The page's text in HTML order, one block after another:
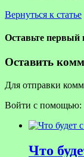
Вернуться к статье
Оставьте первый
Оставить
Для отправки
Войти с помощью:
Что